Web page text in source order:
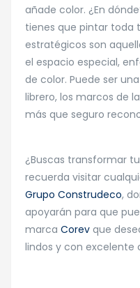
añade color. ¿En
tienes que pintar toda
estratégicos son
el espacio especial,
de color. Puede ser
librero, los marcos de
más que seguro
¿Buscas transformar
recuerda visitar
Grupo Construdeco,
apoyarán para que
marca Corev que
lindos y con excelente